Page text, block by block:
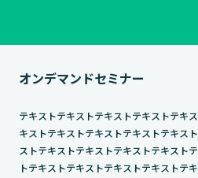
オンデマンドセミナー
テキストテキストテキストテキストテキ
キストテキストテキストテキストテキス
ストテキストテキストテキストテキスト
トテキストテキストテキストテキストテ